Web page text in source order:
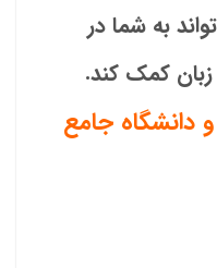
به شما در
کمک کند.
دانشگاه جامع